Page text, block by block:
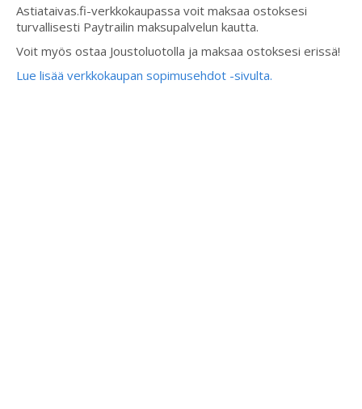
Astiataivas.fi-verkkokaupassa voit maksaa ostoksesi
turvallisesti Paytrailin maksupalvelun kautta.
Voit myös ostaa Joustoluotolla ja maksaa ostoksesi erissä!
Lue lisää verkkokaupan sopimusehdot -sivulta.